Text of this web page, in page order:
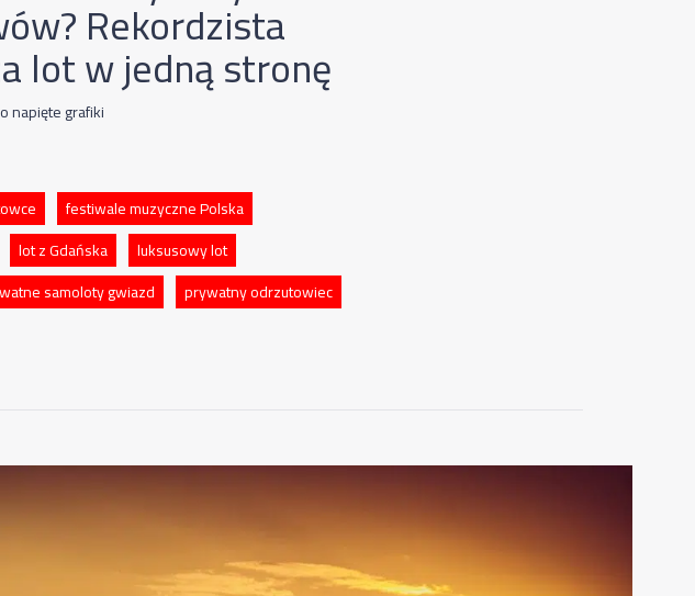
Rekordzista
lot w jedną stronę
napięte grafiki
festiwale muzyczne Polska
lot z Gdańska
luksusowy lot
samoloty gwiazd
prywatny odrzutowiec